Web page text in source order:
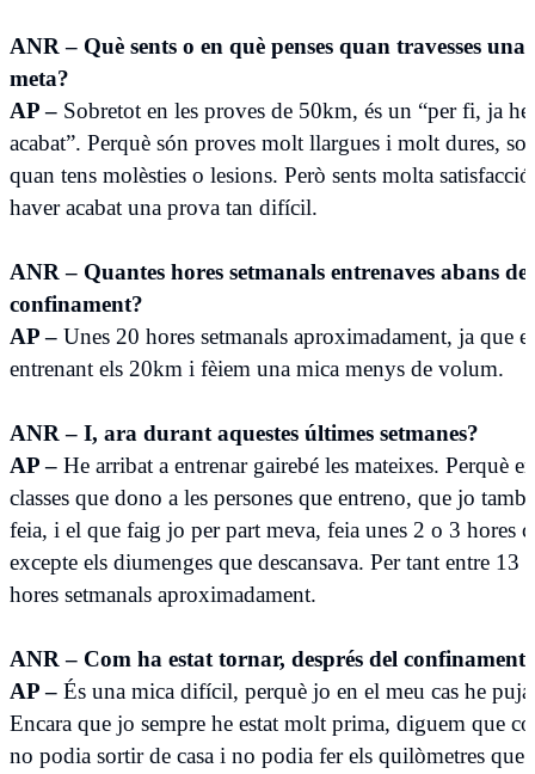
ANR – Què sents o en què penses quan travesses
meta?
AP – Sobretot en les proves de 50km, és un “per fi, ja he
acabat”. Perquè són proves molt llargues i molt dures,
quan tens molèsties o lesions. Però sents molta
haver acabat una prova tan difícil.
ANR – Quantes hores setmanals entrenaves abans del
confinament?
AP – Unes 20 hores setmanals aproximadament, ja que
entrenant els 20km i fèiem una mica menys de volum.
ANR – I, ara durant aquestes últimes setmanes?
AP – He arribat a entrenar gairebé les mateixes. Perquè
classes que dono a les persones que entreno, que jo
feia, i el que faig jo per part meva, feia unes 2 o 3 hores
excepte els diumenges que descansava. Per tant entre 13
hores setmanals aproximadament.
ANR – Com ha estat tornar, després del
AP – És una mica difícil, perquè jo en el meu cas he
Encara que jo sempre he estat molt prima, diguem que
no podia sortir de casa i no podia fer els quilòmetres que